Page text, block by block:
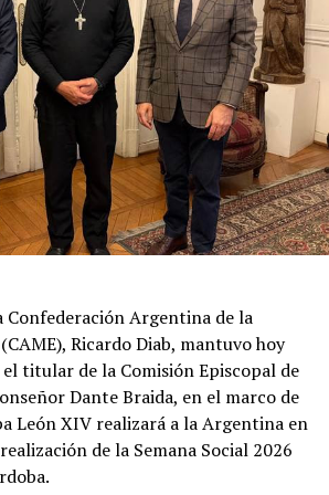
ocurre en un contexto de
originada por las declaraciones
su par brasileño, Lula da Silva. Esta
el retiro del embajador brasileño en
Bitelli.
Planalto, el canciller Mauro
del mandatario argentino
sus críticas calificando a Lula de
Cancillería argentina intentan
institucional. El canciller Pablo
la decisión de Brasil de
Confederación Argentina de la
Ricardo Diab, mantuvo hoy
titular de la Comisión Episcopal de
Dante Braida, en el marco de
León XIV realizará a la Argentina en
de la Semana Social 2026